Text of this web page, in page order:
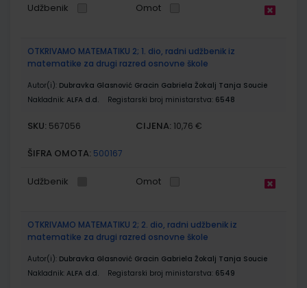
Udžbenik Omot
OTKRIVAMO MATEMATIKU 2; 1. dio, radni udžbenik iz
matematike za drugi razred osnovne škole
Autor(i): Dubravka Glasnović Gracin Gabriela Žokalj Tanja Soucie
Nakladnik: ALFA d.d. Registarski broj ministarstva: 6548
SKU: 567056 CIJENA: 10,76 €
ŠIFRA OMOTA: 500167
Udžbenik Omot
OTKRIVAMO MATEMATIKU 2; 2. dio, radni udžbenik iz
matematike za drugi razred osnovne škole
Autor(i): Dubravka Glasnović Gracin Gabriela Žokalj Tanja Soucie
Nakladnik: ALFA d.d. Registarski broj ministarstva: 6549